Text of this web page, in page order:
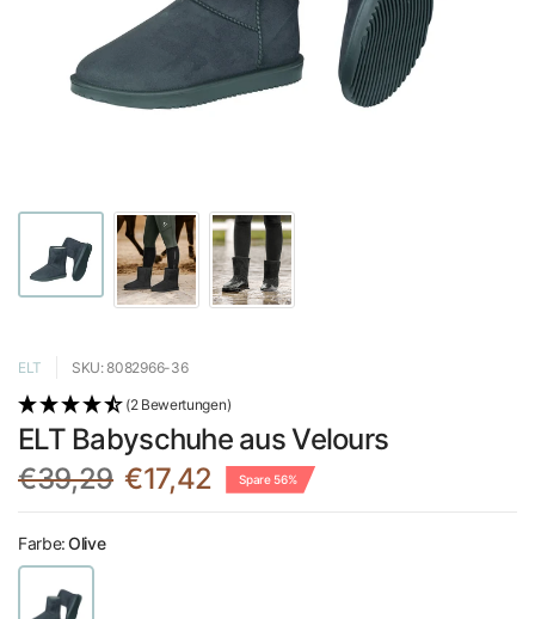
ELT SKU: 8082966-36
(2 Bewertungen)
ELT Babyschuhe aus Velours
€39,29 €17,42 Spare 56%
Farbe:Olive